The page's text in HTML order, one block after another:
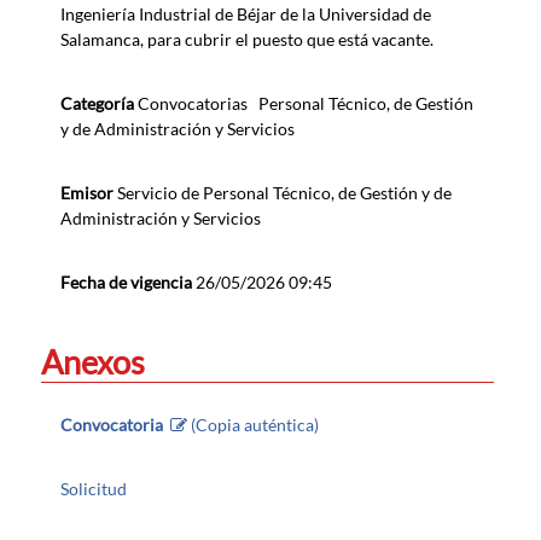
Ingeniería Industrial de Béjar de la Universidad de
Salamanca, para cubrir el puesto que está vacante.
CategoríaConvocatorias Personal Técnico, de Gestión
y de Administración y Servicios
EmisorServicio de Personal Técnico, de Gestión y de
Administración y Servicios
Fecha de vigencia 26/05/2026 09:45
Anexos
Convocatoria (Copia auténtica)
Solicitud